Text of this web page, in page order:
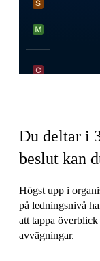
Du deltar i
beslut kan
Högst upp i
på ledningsnivå
att tappa
avvägningar.